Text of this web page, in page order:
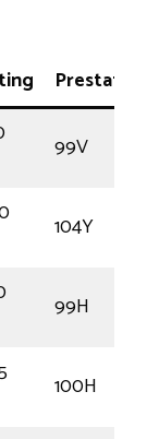
Prestatie
99V
104Y
99H
100H